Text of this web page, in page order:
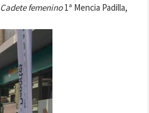
Cadete femenino1ª Mencia Padilla,